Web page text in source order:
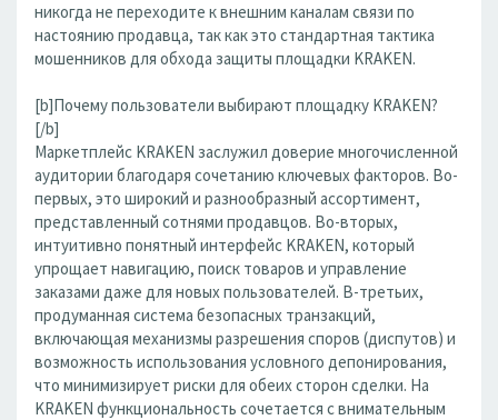
никогда не переходите к внешним каналам связи по
настоянию продавца, так как это стандартная тактика
мошенников для обхода защиты площадки KRAKEN.
[b]Почему пользователи выбирают площадку KRAKEN?
[/b]
Маркетплейс KRAKEN заслужил доверие многочисленной
аудитории благодаря сочетанию ключевых факторов. Во-
первых, это широкий и разнообразный ассортимент,
представленный сотнями продавцов. Во-вторых,
интуитивно понятный интерфейс KRAKEN, который
упрощает навигацию, поиск товаров и управление
заказами даже для новых пользователей. В-третьих,
продуманная система безопасных транзакций,
включающая механизмы разрешения споров (диспутов) и
возможность использования условного депонирования,
что минимизирует риски для обеих сторон сделки. На
KRAKEN функциональность сочетается с внимательным